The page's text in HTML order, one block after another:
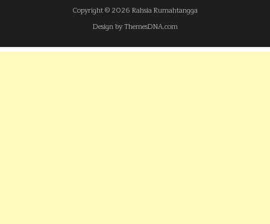
Copyright © 2026 Rahsia Rumahtangga
Design by ThemesDNA.com